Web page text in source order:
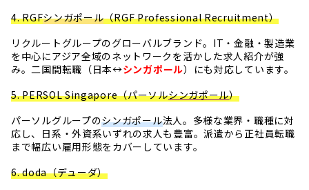
4. RGFシンガポール（RGF Professional Recruitment）
リクルートグループのグローバルブランド。IT・金融・製造業
を中心にアジア全域のネットワークを活かした求人紹介が強
み。二国間転職（日本↔シンガポール）にも対応しています。
5. PERSOL Singapore（パーソルシンガポール）
パーソルグループのシンガポール法人。多様な業界・職種に対
応し、日系・外資系いずれの求人も豊富。派遣から正社員転職
まで幅広い雇用形態をカバーしています。
6. doda（デューダ）